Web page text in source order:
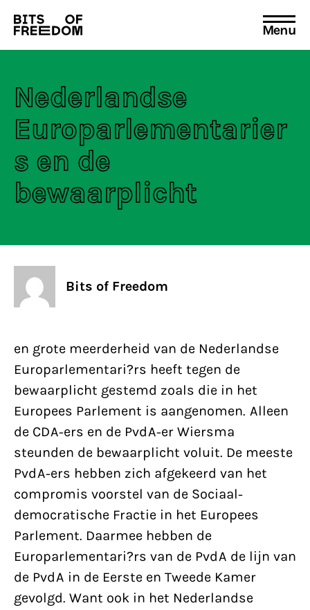
Search
for:
Menu
Nederlandse
Europarlementarier
s en de
bewaarplicht
Bits of Freedom
en grote meerderheid van de Nederlandse
Europarlementari?rs heeft tegen de
bewaarplicht gestemd zoals die in het
Europees Parlement is aangenomen. Alleen
de CDA-ers en de PvdA-er Wiersma
steunden de bewaarplicht voluit. De meeste
PvdA-ers hebben zich afgekeerd van het
compromis voorstel van de Sociaal-
democratische Fractie in het Europees
Parlement. Daarmee hebben de
Europarlementari?rs van de PvdA de lijn van
de PvdA in de Eerste en Tweede Kamer
gevolgd. Want ook in het Nederlandse